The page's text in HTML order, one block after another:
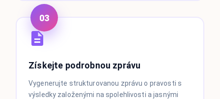
03
Získejte podrobnou zprávu
Vygenerujte strukturovanou zprávu o pravosti s
výsledky založenými na spolehlivosti a jasnými